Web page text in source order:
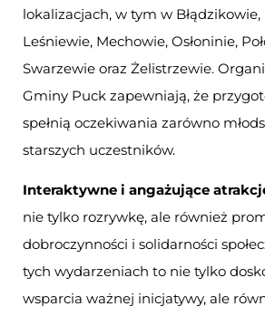
lokalizacjach, w tym w
Leśniewie, Mechowie, Osłoninie,
Swarzewie oraz Żelistrzewie.
Gminy Puck zapewniają, że
spełnią oczekiwania zarówno
starszych uczestników.
Interaktywne i angażujące
nie tylko rozrywkę, ale również
dobroczynności i solidarności
tych wydarzeniach to nie tylko
wsparcia ważnej inicjatywy, ale